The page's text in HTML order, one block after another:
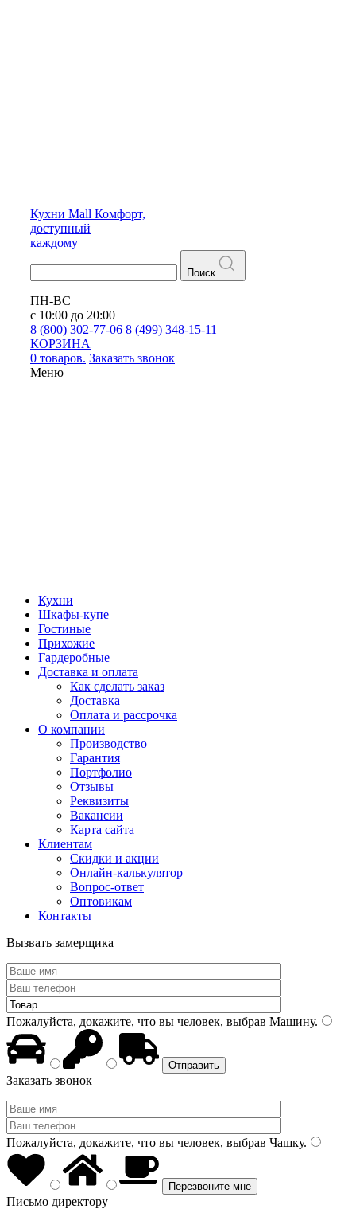
Кухни Mall Комфорт,
доступный
каждому
Поиск
ПН-ВС
с 10:00 до 20:00
8 (800) 302-77-06 8 (499) 348-15-11
КОРЗИНА
0 товаров. Заказать звонок
Меню
Кухни
Шкафы-купе
Гостиные
Прихожие
Гардеробные
Доставка и оплата
Как сделать заказ
Доставка
Оплата и рассрочка
О компании
Производство
Гарантия
Портфолио
Отзывы
Реквизиты
Вакансии
Карта сайта
Клиентам
Скидки и акции
Онлайн-калькулятор
Вопрос-ответ
Оптовикам
Контакты
Вызвать замерщика
Пожалуйста, докажите, что вы человек, выбрав Машину.
Заказать звонок
Пожалуйста, докажите, что вы человек, выбрав Чашку.
Письмо директору